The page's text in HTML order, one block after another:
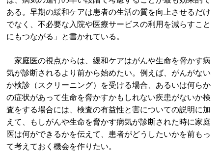
ある。早期の緩和ケアは患者の生活の質を向上させるだけ
でなく、不必要な入院や医療サービスの利用を減らすこと
にもつながる」と書かれている。
家庭医の視点からは、緩和ケアはがんや生命を脅かす病
気が診断されるより前から始めたい。例えば、がんがない
か検診（スクリーニング）を受ける場合、あるいは何らか
の症状があって生命を脅かすかもしれない疾患がないか検
査をする場合には、検査の有益性と害についての説明に加
えて、もしがんや生命を脅かす病気が診断された時に家庭
医は何ができるかを伝えて、患者がどうしたいかを前もっ
て考えておく機会を作りたい。